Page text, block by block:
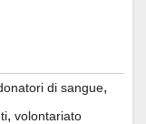
di sangue,
, volontariato